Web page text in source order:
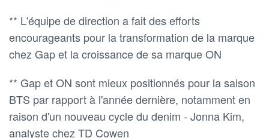
** L'équipe de direction a fait des efforts
encourageants pour la transformation de la marque
chez Gap et la croissance de sa marque ON
** Gap et ON sont mieux positionnés pour la saison
BTS par rapport à l'année dernière, notamment en
raison d'un nouveau cycle du denim - Jonna Kim,
analyste chez TD Cowen